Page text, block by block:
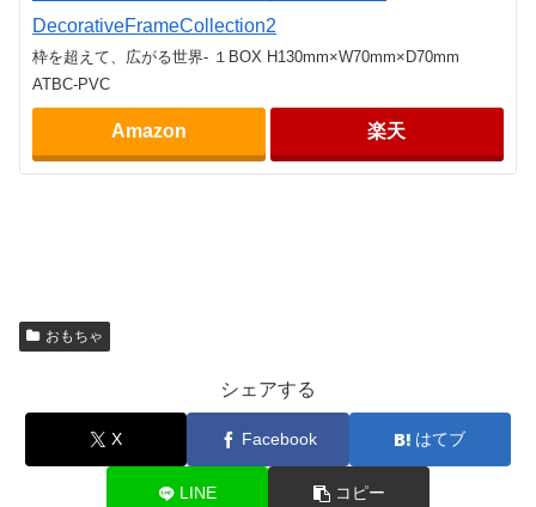
DecorativeFrameCollection2
枠を超えて、広がる世界- １BOX H130mm×W70mm×D70mm
ATBC-PVC
Amazon 楽天
おもちゃ
シェアする
X Facebook はてブ
LINE コピー